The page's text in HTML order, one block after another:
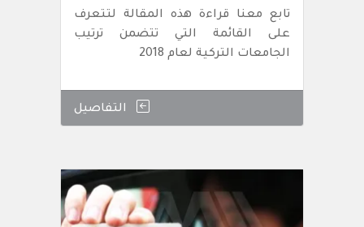
تابع معنا قراءة هذه المقالة لتتعرف
على القائمة التي تتضمن ترتيب
الجامعات التركية لعام 2018
التفاصيل